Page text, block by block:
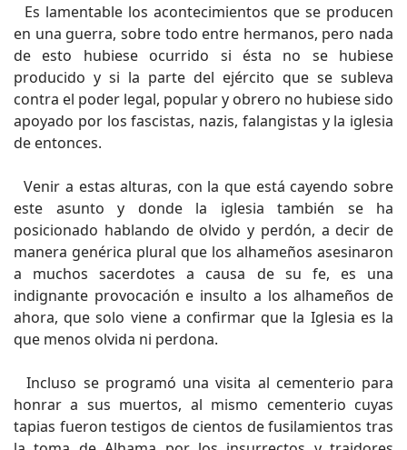
Es lamentable los acontecimientos que se producen
en una guerra, sobre todo entre hermanos, pero nada
de esto hubiese ocurrido si ésta no se hubiese
producido y si la parte del ejército que se subleva
contra el poder legal, popular y obrero no hubiese sido
apoyado por los fascistas, nazis, falangistas y la iglesia
de entonces.
Venir a estas alturas, con la que está cayendo sobre
este asunto y donde la iglesia también se ha
posicionado hablando de olvido y perdón, a decir de
manera genérica plural que los alhameños asesinaron
a muchos sacerdotes a causa de su fe, es una
indignante provocación e insulto a los alhameños de
ahora, que solo viene a confirmar que la Iglesia es la
que menos olvida ni perdona.
Incluso se programó una visita al cementerio para
honrar a sus muertos, al mismo cementerio cuyas
tapias fueron testigos de cientos de fusilamientos tras